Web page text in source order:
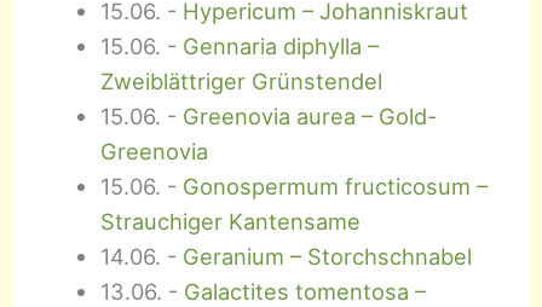
15.06. - Hypericum – Johanniskraut
15.06. - Gennaria diphylla –
Zweiblättriger Grünstendel
15.06. - Greenovia aurea – Gold-
Greenovia
15.06. - Gonospermum fructicosum –
Strauchiger Kantensame
14.06. - Geranium – Storchschnabel
13.06. - Galactites tomentosa –